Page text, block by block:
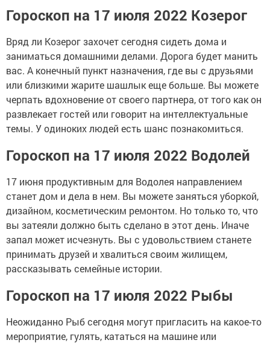
Гороскоп на 17 июля 2022 Козерог
Вряд ли Козерог захочет сегодня сидеть дома и
заниматься домашними делами. Дорога будет манить
вас. А конечный пункт назначения, где вы с друзьями
или близкими жарите шашлык еще больше. Вы можете
черпать вдохновение от своего партнера, от того как он
развлекает гостей или говорит на интеллектуальные
темы. У одиноких людей есть шанс познакомиться.
Гороскоп на 17 июля 2022 Водолей
17 июня продуктивным для Водолея направлением
станет дом и дела в нем. Вы можете заняться уборкой,
дизайном, косметическим ремонтом. Но только то, что
вы затеяли должно быть сделано в этот день. Иначе
запал может исчезнуть. Вы с удовольствием станете
принимать друзей и хвалиться своим жилищем,
рассказывать семейные истории.
Гороскоп на 17 июля 2022 Рыбы
Неожиданно Рыб сегодня могут пригласить на какое-то
мероприятие, гулять, кататься на машине или